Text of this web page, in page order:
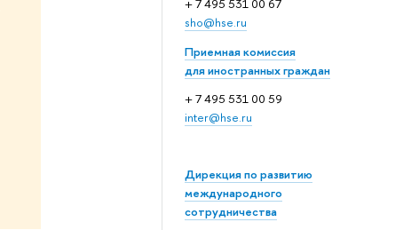
+ 7 495 531 00 67
sho@hse.ru
Приемная комиссия
для иностранных граждан
+ 7 495 531 00 59
inter@hse.ru
Дирекция по развитию
международного
сотрудничества